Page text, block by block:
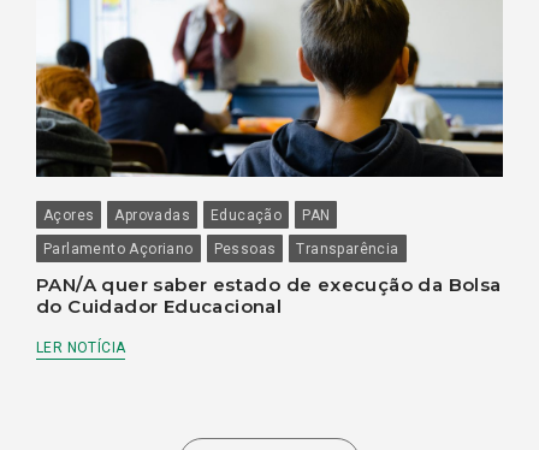
Açores Aprovadas Educação
PAN
Parlamento Açoriano
Pessoas Transparência
PAN/A quer saber estado de execução da Bolsa
do Cuidador Educacional
LER NOTÍCIA